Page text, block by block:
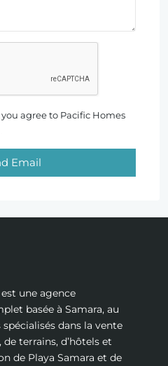
agree to Pacific Homes
Email
une agence
basée à Samara, au
dans la vente
terrains, d’hôtels et
de Playa Samara et de